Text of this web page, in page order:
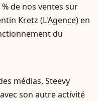
de nos ventes sur
Kretz (L'Agence) en
du
médias, Steevy
son autre activité